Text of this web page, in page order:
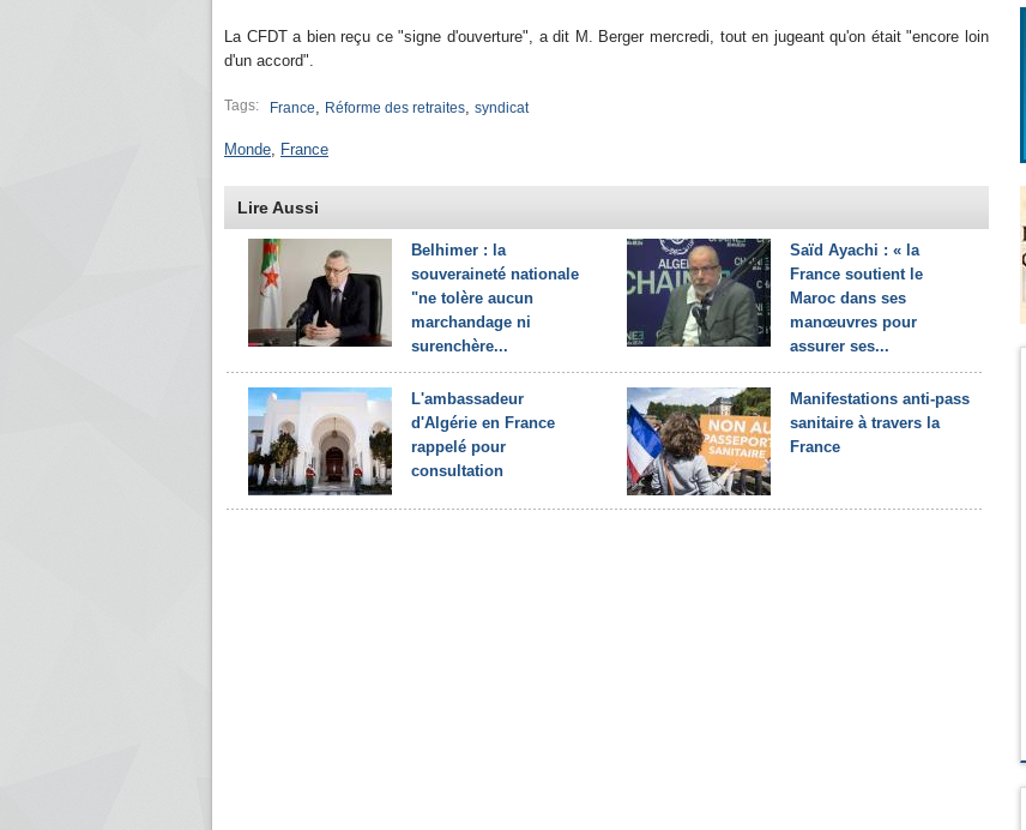
La CFDT a bien reçu ce "signe d'ouverture", a dit M. Berger mercredi, tout en jugeant qu'on était "encore loin
d'un accord".
Tags: France, Réforme des retraites, syndicat
Monde, France
Lire Aussi
Belhimer : la
souveraineté nationale
"ne tolère aucun
marchandage ni
surenchère...
Saïd Ayachi : « la
France soutient le
Maroc dans ses
manœuvres pour
assurer ses...
L'ambassadeur
d'Algérie en France
rappelé pour
consultation
Manifestations anti-pass
sanitaire à travers la
France